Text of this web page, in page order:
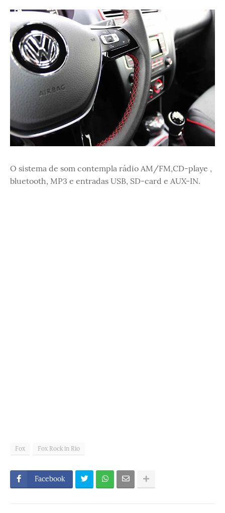
O sistema de som contempla rádio AM/FM,CD-playe ,
bluetooth, MP3 e entradas USB, SD-card e AUX-IN.
Fox Fox Rock in Rio
Facebook